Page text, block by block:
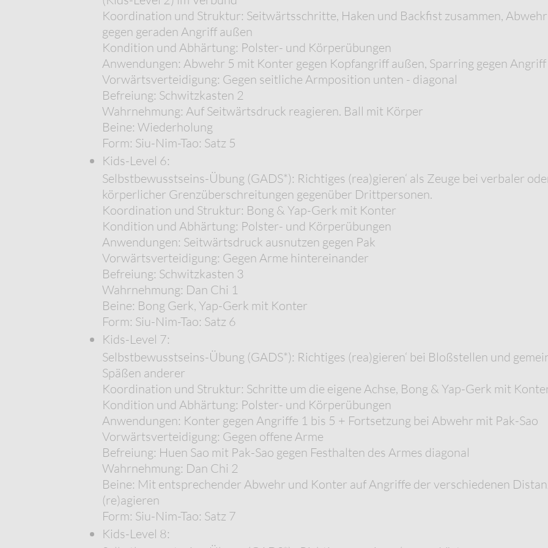
Koordination und Struktur: Seitwärtsschritte, Haken und Backfist zusammen,
gegen geraden Angriff außen
Kondition und Abhärtung: Polster- und Körperübungen
Anwendungen: Abwehr 5 mit Konter gegen Kopfangriff außen, Sparring gegen
Vorwärtsverteidigung: Gegen seitliche Armposition unten - diagonal
Befreiung: Schwitzkasten 2
Wahrnehmung: Auf Seitwärtsdruck reagieren. Ball mit Körper
Beine: Wiederholung
Form: Siu-Nim-Tao: Satz 5
Kids-Level 6:
Selbstbewusstseins-Übung (GADS*): Richtiges (rea)gieren‘ als Zeuge bei verbaler
körperlicher Grenzüberschreitungen gegenüber Drittpersonen.
Koordination und Struktur: Bong & Yap-Gerk mit Konter
Kondition und Abhärtung: Polster- und Körperübungen
Anwendungen: Seitwärtsdruck ausnutzen gegen Pak
Vorwärtsverteidigung: Gegen Arme hintereinander
Befreiung: Schwitzkasten 3
Wahrnehmung: Dan Chi 1
Beine: Bong Gerk, Yap-Gerk mit Konter
Form: Siu-Nim-Tao: Satz 6
Kids-Level 7:
Selbstbewusstseins-Übung (GADS*): Richtiges (rea)gieren‘ bei Bloßstellen und
Späßen anderer
Koordination und Struktur: Schritte um die eigene Achse, Bong & Yap-Gerk mit
Kondition und Abhärtung: Polster- und Körperübungen
Anwendungen: Konter gegen Angriffe 1 bis 5 + Fortsetzung bei Abwehr mit Pak-Sao
Vorwärtsverteidigung: Gegen offene Arme
Befreiung: Huen Sao mit Pak-Sao gegen Festhalten des Armes diagonal
Wahrnehmung: Dan Chi 2
Beine: Mit entsprechender Abwehr und Konter auf Angriffe der verschiedenen
(re)agieren
Form: Siu-Nim-Tao: Satz 7
Kids-Level 8: